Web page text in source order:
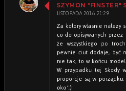
SZYMON "FINSTER"
LISTOPADA 2016 21:29
Za kolory własnie nalezy
co do opisywanych
że wszystkiego po
pewnie ciut dodaje, być
nie tak, to w końcu
W przypadku tej Skody
proporcje są w
oko";)